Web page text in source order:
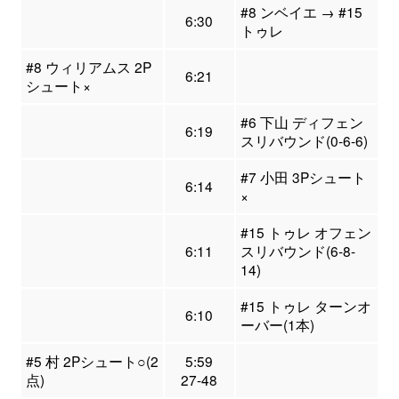
6:30
#8 ンベイエ → #15
トゥレ
#8 ウィリアムス 2P
シュート×
6:21
6:19
#6 下山 ディフェン
スリバウンド(0-6-6)
6:14
#7 小田 3Pシュート
×
6:11
#15 トゥレ オフェン
スリバウンド(6-8-
14)
6:10
#15 トゥレ ターンオ
ーバー(1本)
#5 村 2Pシュート○(2
点)
5:59
27-48